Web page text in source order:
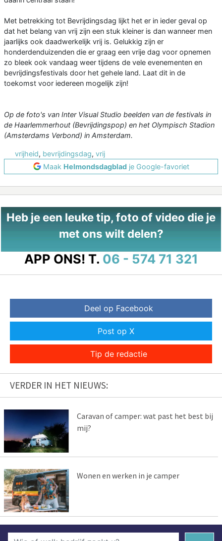
Met betrekking tot Bevrijdingsdag lijkt het er in ieder geval op
dat het belang van vrij zijn een stuk kleiner is dan wanneer men
jaarlijks ook daadwerkelijk vrij is. Gelukkig zijn er
honderdenduizenden die er graag een vrije dag voor opnemen
zo bleek ook vandaag weer tijdens de vele evenementen en
bevrijdingsfestivals door het gehele land. Laat dit in de
toekomst voor iedereen mogelijk zijn!
Op de foto's van Inter Visual Studio beelden van de festivals in
de Haarlemmerhout (Bevrijdingspop) en het Olympisch Stadion
(Amsterdams Verbond) in Amsterdam.
vrijheid, bevrijdingsdag, vrij
Maak Helmondsdagbladje Google-favoriet
Heb je een leuke tip, foto of video die je
met ons wilt delen?
APP ONS! T. 06 - 574 71 321
Deel op Facebook
Post op X
Tip de redactie
VERDER IN HET NIEUWS:
Caravan of camper: wat past het best bij
mij?
Wonen en werken in je camper